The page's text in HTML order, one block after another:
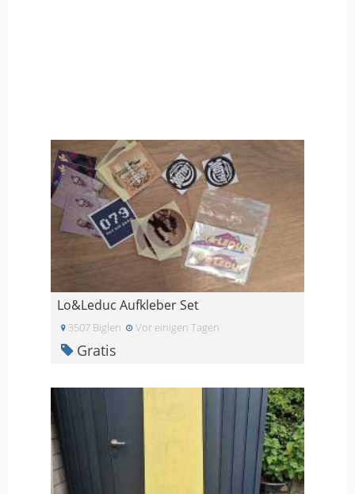
Lo&Leduc Aufkleber Set
3507 Biglen Vor einigen Tagen
Gratis